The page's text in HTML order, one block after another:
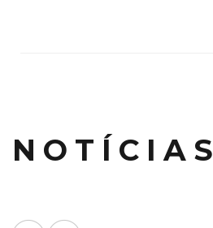
NOTÍCIAS